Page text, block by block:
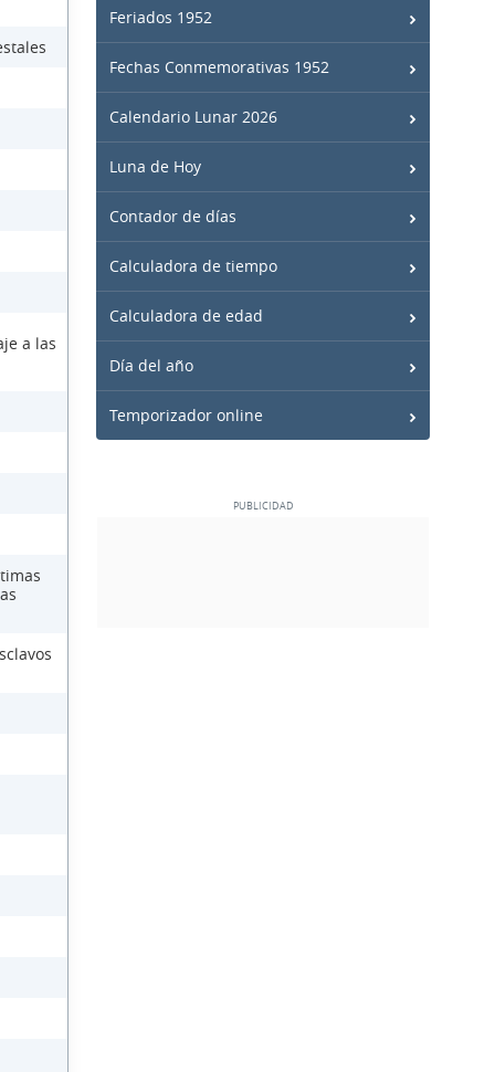
a las
Feriados 1952
Fechas Conmemorativas 1952
Calendario Lunar 2026
Luna de Hoy
Contador de días
Calculadora de tiempo
Calculadora de edad
Día del año
Temporizador online